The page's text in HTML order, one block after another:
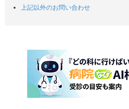
上記以外のお問い合わせ